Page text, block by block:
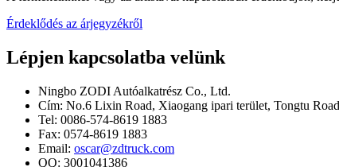
Érdeklődés az árjegyzékről
Lépjen kapcsolatba velünk
Ningbo ZODI Autóalkatrész Co., Ltd.
Cím: No.6 Lixin Road, Xiaogang ipari terület, Tongtu
Tel: 0086-574-8619 1883
Fax: 0574-8619 1883
Email: oscar@zdtruck.com
QQ: 3001041386